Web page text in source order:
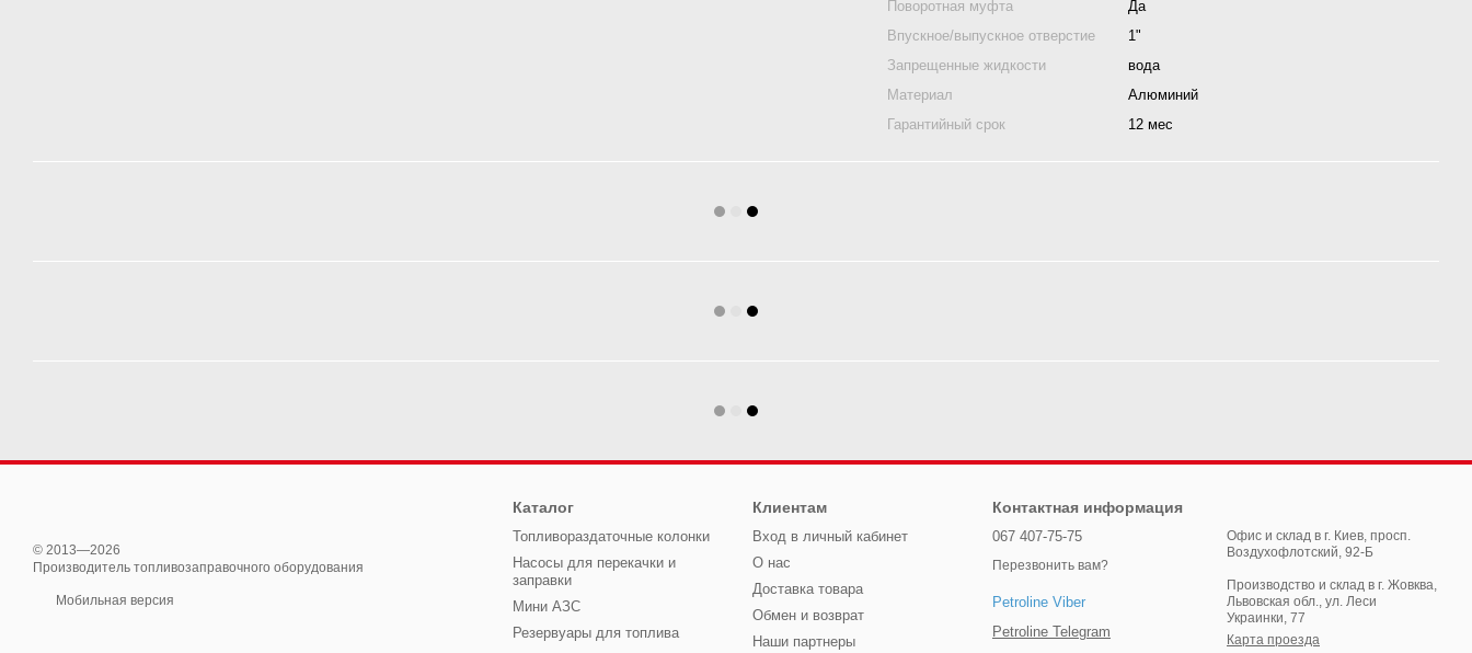
Поворотная муфта
Да
Впускное/выпускное отверстие
1"
Запрещенные жидкости
вода
Материал
Алюминий
Гарантийный срок
12 мес
© 2013—2026
Производитель топливозаправочного оборудования
Мобильная версия
Каталог
Топливораздаточные колонки
Насосы для перекачки и
заправки
Мини АЗС
Резервуары для топлива
Клиентам
Вход в личный кабинет
О нас
Доставка товара
Обмен и возврат
Наши партнеры
Контактная информация
067 407-75-75
Перезвонить вам?
Petroline Viber
Petroline Telegram
Офис и склад в г. Киев, просп.
Воздухофлотский, 92-Б
Производство и склад в г. Жовква,
Львовская обл., ул. Леси
Украинки, 77
Карта проезда